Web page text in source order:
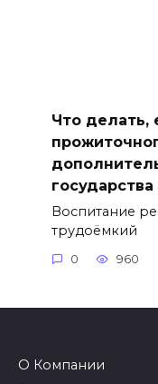
Что делать,
государства
Воспитание
трудоёмкий
0 960
О Компании